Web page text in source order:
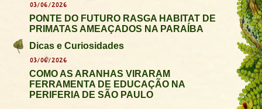
03/06/2026
PONTE DO FUTURO RASGA HABITAT DE
PRIMATAS AMEAÇADOS NA PARAÍBA
Dicas e Curiosidades
03/06/2026
COMO AS ARANHAS VIRARAM
FERRAMENTA DE EDUCAÇÃO NA
PERIFERIA DE SÃO PAULO